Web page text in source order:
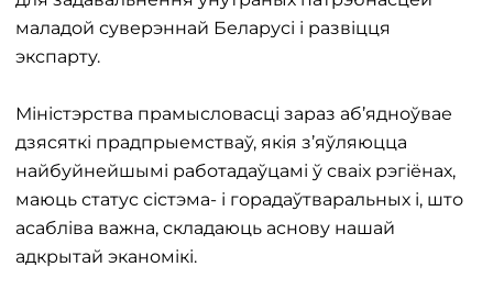
маладой суверэннай Беларусі і развіцця
экспарту.
Міністэрства прамысловасці зараз аб’ядноўвае
дзясяткі прадпрыемстваў, якія з’яўляюцца
найбуйнейшымі работадаўцамі ў сваіх рэгіёнах,
маюць статус сістэма- і горадаўтваральных і, што
асабліва важна, складаюць аснову нашай
адкрытай эканомікі.